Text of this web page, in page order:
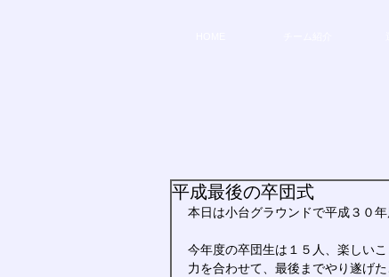
平成最後の卒団式
本日は小台グラウンドで平成３０
今年度の卒団生は１５人、楽しい
力を合わせて、最後までやり遂げ